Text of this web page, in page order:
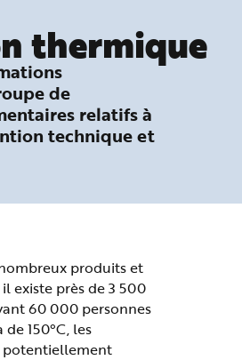
thermique
de
relatifs à
technique et
produits et
existe près de 3 500
60 000 personnes
150°C, les
potentiellement